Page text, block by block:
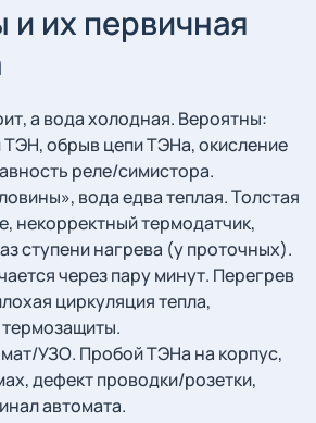
их первичная
а вода холодная. Вероятны:
обрыв цепи ТЭНа, окисление
реле/симистора.
вода едва теплая. Толстая
некорректный термодатчик,
ступени нагрева (у проточных).
через пару минут. Перегрев
циркуляция тепла,
УЗО. Пробой ТЭНа на корпус,
дефект проводки/розетки,
автомата.